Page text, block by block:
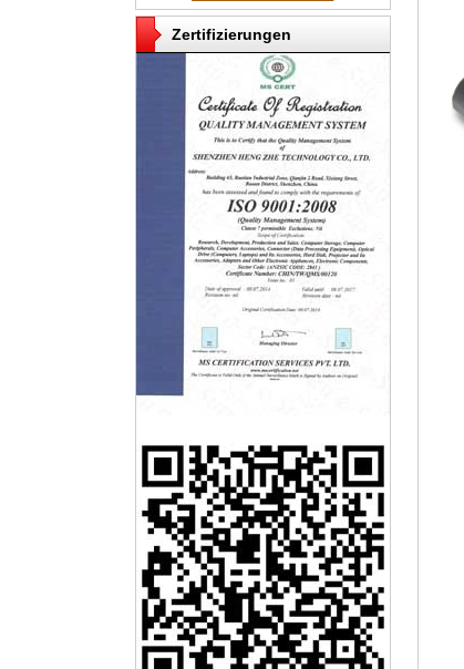
Zertifizierungen